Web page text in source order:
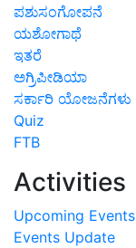
ಪಶುಸಂಗೋಪನೆ
ಯಶೋಗಾಥೆ
ಇತರೆ
ಅಗ್ರಿಪೀಡಿಯಾ
ಸರ್ಕಾರಿ ಯೋಜನೆಗಳು
Quiz
FTB
Activities
Upcoming Events
Events Update